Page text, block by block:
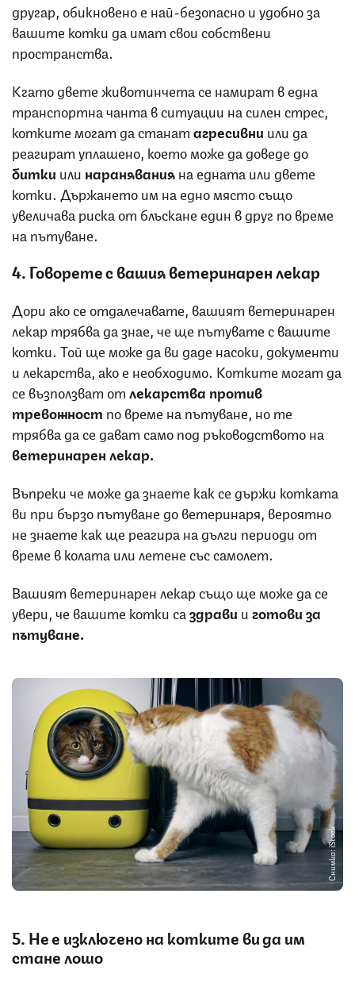
другар, обикновено е най-безопасно и удобно за
вашите котки да имат свои собствени
пространства.
Кгато двете животинчета се намират в една
транспортна чанта в ситуации на силен стрес,
котките могат да станатагресивни или да
реагират уплашено, което може да доведе до
битки или нараняванияна едната или двете
котки. Държането им на едно място също
увеличава риска от блъскане един в друг по време
на пътуване.
4. Говорете с вашия ветеринарен лекар
Дори ако се отдалечавате, вашият ветеринарен
лекар трябва да знае, че ще пътувате с вашите
котки. Той ще може да ви даде насоки, документи
и лекарства, ако е необходимо. Котките могат да
се възползват от лекарства против
тревожност по време на пътуване, но те
трябва да се дават само под ръководството на
ветеринарен лекар.
Въпреки че може да знаете как се държи котката
ви при бързо пътуване до ветеринаря, вероятно
не знаете как ще реагира на дълги периоди от
време в колата или летене със самолет.
Вашият ветеринарен лекар също ще може да се
увери, че вашите котки саздрави иготови за
пътуване.
Снимка: iStock
5. Не е изключено на котките ви да им
стане лошо